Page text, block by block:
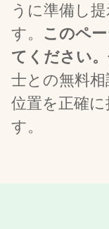
うに準備し
す。 このペ
てください。
士との無料
位置を正確
す。